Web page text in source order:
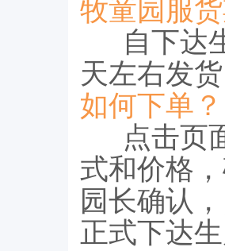
牧童园服
自下达
天左右发
如何下单？
点击页面
式和价格
园长确认
正式下达